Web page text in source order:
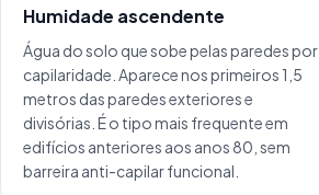
Humidade ascendente
Água do solo que sobe pelas paredes por
capilaridade. Aparece nos primeiros 1,5
metros das paredes exteriores e
divisórias. É o tipo mais frequente em
edifícios anteriores aos anos 80, sem
barreira anti-capilar funcional.